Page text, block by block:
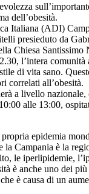
dell’obesità.
Italiana (ADI)
presieduto da
Chiesa Santissimo
l’intera
di vita sano.
correlati all’obesità.
a livello
alle 13:00,
epidemia
Campania è la
le iperlipidemie,
è anche uno dei
è causa di un